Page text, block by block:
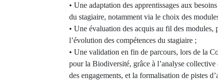
• Une adaptation des apprentissages aux
du stagiaire, notamment via le choix des
• Une évaluation des acquis au fil des modules,
l’évolution des compétences du stagiaire ;
• Une validation en fin de parcours, lors de la
pour la Biodiversité, grâce à l’analyse collective
des engagements, et la formalisation de pistes